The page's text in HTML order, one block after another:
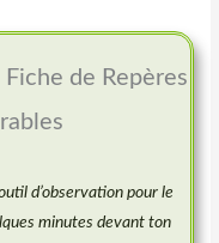
de Repères
d’observation pour le
minutes devant ton